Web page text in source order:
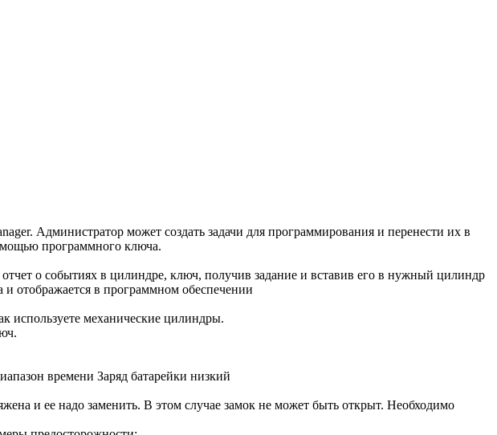
Администратор может создать задачи для программирования и перенести их в
программного ключа.
о событиях в цилиндре, ключ, получив задание и вставив его в нужный цилиндр
отображается в программном обеспечении
используете механические цилиндры.
времени Заряд батарейки низкий
и ее надо заменить. В этом случае замок не может быть открыт. Необходимо